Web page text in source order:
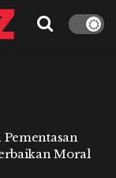
Moral